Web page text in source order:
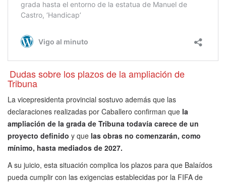
Dudas sobre los plazos de la ampliación de
Tribuna
La vicepresidenta provincial sostuvo además que las
declaraciones realizadas por Caballero confirman que la
ampliación de la grada de Tribuna todavía carece de un
proyecto definido y que las obras no comenzarán, como
mínimo, hasta mediados de 2027.
A su juicio, esta situación complica los plazos para que Balaídos
pueda cumplir con las exigencias establecidas por la FIFA de